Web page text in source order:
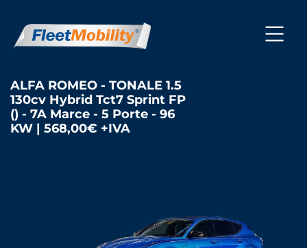
ALFA ROMEO - TONALE 1.5
130cv Hybrid Tct7 Sprint FP
() - 7A Marce - 5 Porte - 96
KW | 568,00€ +IVA